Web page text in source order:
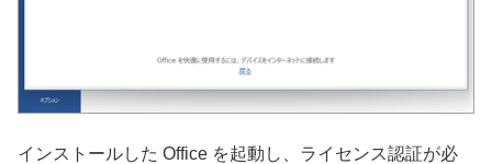
インストールした Office を起動し、ライセンス認証が必